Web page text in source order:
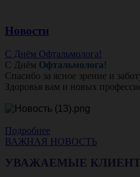
Новости
С Днём Офтальмолога!
С Днём Офтальмолога!
Спасибо за ясное зрение и
Здоровья вам и новых
Подробнее
ВАЖНАЯ НОВОСТЬ
УВАЖАЕМЫЕ